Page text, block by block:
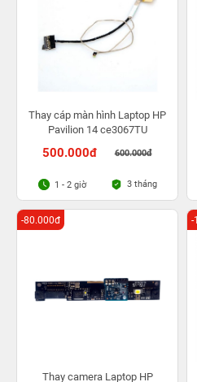
Thay cáp màn hình Laptop HP
Pavilion 14 ce3067TU
500.000đ 600.000đ
1 - 2 giờ 3 tháng
Thay camera Laptop HP
-80.000đ -